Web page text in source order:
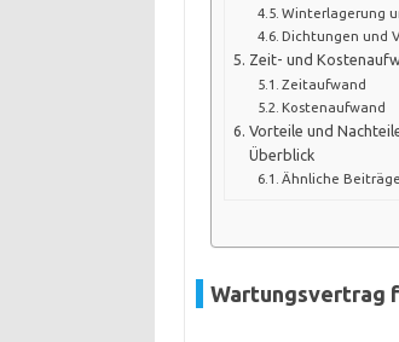
Winterlagerung
Dichtungen und
Zeit- und
Zeitaufwand
Kostenaufwand
Vorteile und
Überblick
Ähnliche
Wartungsvertrag